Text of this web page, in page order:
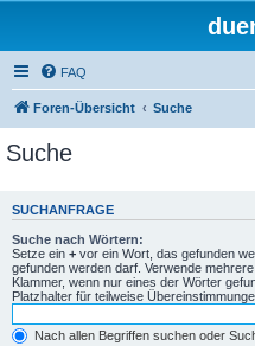
FAQ
Foren-Übersicht Suche
Suche
SUCHANFRAGE
Suche nach Wörtern:
Setze ein + vor ein Wort, das gefunden
gefunden werden darf. Verwende
Klammer, wenn nur eines der Wörter
Platzhalter für teilweise
Nach allen Begriffen suchen oder